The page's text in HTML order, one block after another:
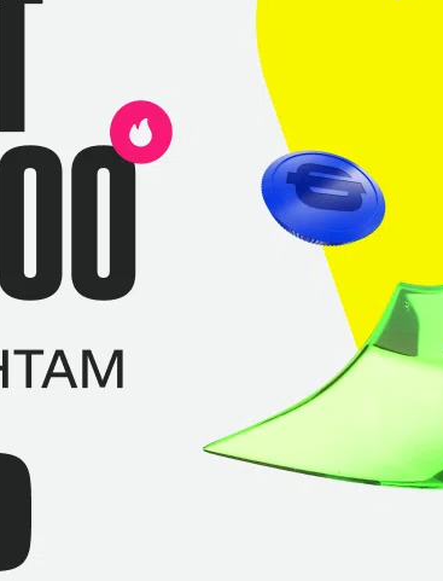
Прасс
Gustavo Knittel
Martinelli
Цеспедес
Замены
Ласерда